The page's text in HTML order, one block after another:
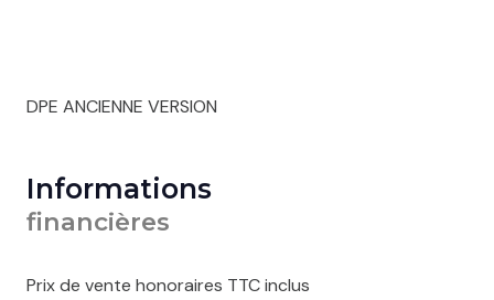
DPE ANCIENNE VERSION
Informations
financières
Prix de vente honoraires TTC inclus